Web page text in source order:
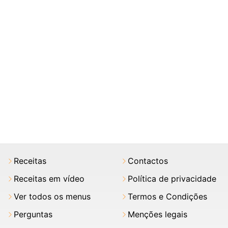
Receitas
Receitas em vídeo
Ver todos os menus
Perguntas
Contactos
Política de privacidade
Termos e Condições
Menções legais